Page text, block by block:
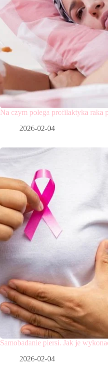
Na czym polega profilaktyka raka
2026-02-04
Samobadanie piersi. Jak je
2026-02-04